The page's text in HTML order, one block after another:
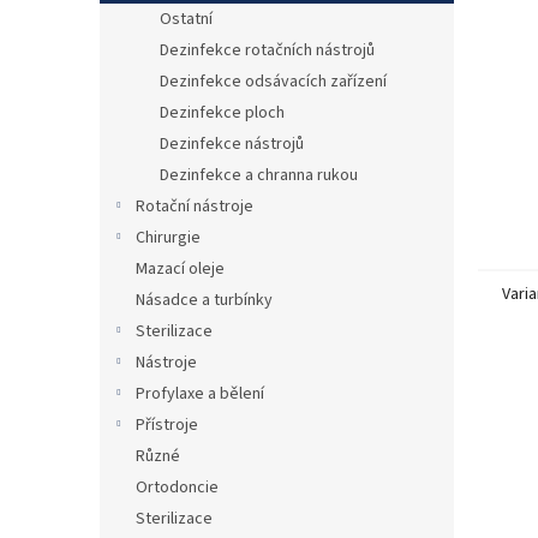
n
Ostatní
Dezinfekce rotačních nástrojů
Dezinfekce odsávacích zařízení
Dezinfekce ploch
Dezinfekce nástrojů
Dezinfekce a chranna rukou
Rotační nástroje
Chirurgie
Mazací oleje
Násadce a turbínky
Sterilizace
Nástroje
Profylaxe a bělení
Přístroje
Různé
Ortodoncie
Sterilizace